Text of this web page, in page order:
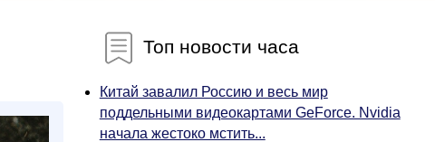
Топ новости часа
Китай завалил Россию и весь мир
поддельными видеокартами GeForce. Nvidia
начала жестоко мстить...